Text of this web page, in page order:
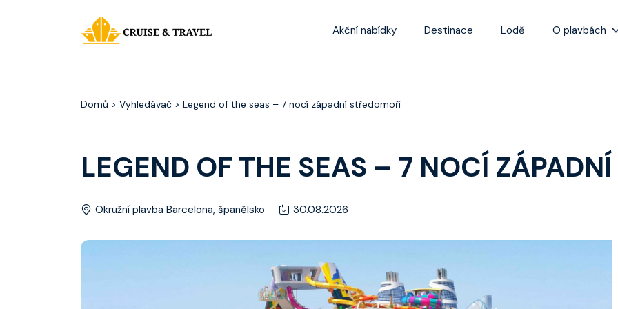
Akční nabídky Destinace Lodě O plavbách
Tipy na nejlepší
Domů > Vyhledávač > Legend of the seas – 7 nocí západní středomoří
LEGEND OF THE SEAS – 7 NOCÍ
Okružní plavba Barcelona, španělsko 30.08.2026